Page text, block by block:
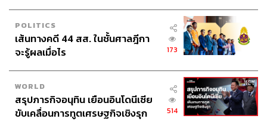
POLITICS
เส้นทางคดี 44 สส. ในชั้นศาลฎีกา
จะรู้ผลเมื่อไร
173
WORLD
สรุปภารกิจอนุทิน เยือนอินโดนีเซีย
ขับเคลื่อนการทูตเศรษฐกิจเชิงรุก
514